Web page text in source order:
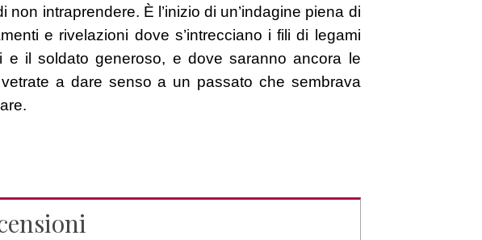
non intraprendere. È l’inizio di un’indagine piena di
e rivelazioni dove s’intrecciano i fili di legami
e il soldato generoso, e dove saranno ancora le
a dare senso a un passato che sembrava